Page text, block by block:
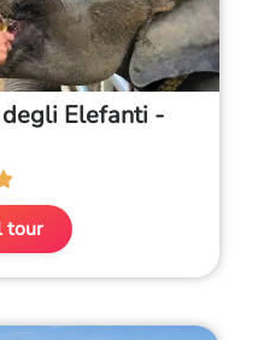
Elefanti -
tour